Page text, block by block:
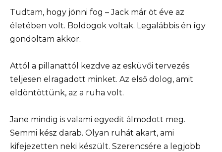
Tudtam, hogy jönni fog – Jack már öt éve az
életében volt. Boldogok voltak. Legalábbis én így
gondoltam akkor.
Attól a pillanattól kezdve az esküvői tervezés
teljesen elragadott minket. Az első dolog, amit
eldöntöttünk, az a ruha volt.
Jane mindig is valami egyedit álmodott meg.
Semmi kész darab. Olyan ruhát akart, ami
kifejezetten neki készült. Szerencsére a legjobb